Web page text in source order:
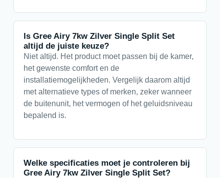
Is Gree Airy 7kw Zilver Single Split Set
altijd de juiste keuze?
Niet altijd. Het product moet passen bij de kamer,
het gewenste comfort en de
installatiemogelijkheden. Vergelijk daarom altijd
met alternatieve types of merken, zeker wanneer
de buitenunit, het vermogen of het geluidsniveau
bepalend is.
Welke specificaties moet je controleren bij
Gree Airy 7kw Zilver Single Split Set?